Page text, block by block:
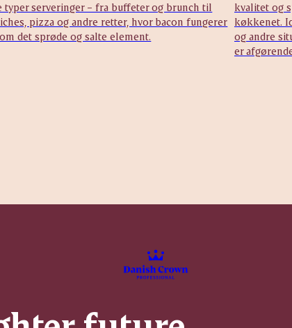
typer serveringer – fra buffeter og brunch til
pizza og andre retter, hvor bacon fungerer
det sprøde og salte element.
kvalitet og
køkkenet.
og andre
er